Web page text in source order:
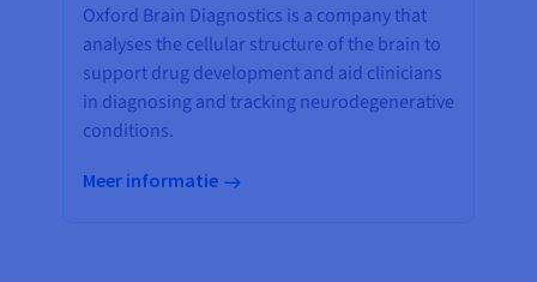
Oxford Brain Diagnostics is a company that
analyses the cellular structure of the brain to
support drug development and aid clinicians
in diagnosing and tracking neurodegenerative
conditions.
Meer informatie